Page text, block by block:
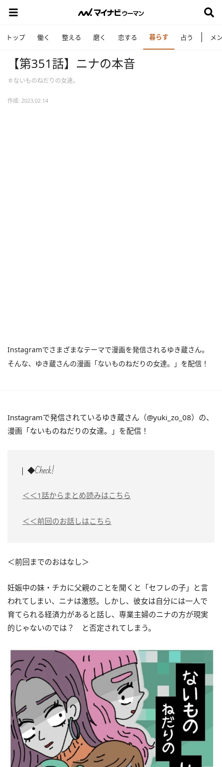
トップ 働く 整える 磨く 恋する 暮らす 占う メ
【第351話】ニナの本音
＃ないものねだりの女達。
作成: 2023.02.14
Instagramでさまざまなテーマで漫画を発信されるゆき蔵さん。
そんな、ゆき蔵さんの漫画「ないものねだりの女達。」を配信！
Instagramで発信されているゆき蔵さん（@yuki_zo_08）の、
漫画「ないものねだりの女達。」を配信！
◆Check!
＜＜1話からまとめ読みはこちら
＜＜前回のお話しはこちら
＜前回までのおはなし＞
妊娠中の妹・チカに父親のことを聞くと「セフレの子」と言
われてしまい、ニナは激怒。しかし、彼女は自分には一人で
育てられる経済力があると話し、専業主婦のニナの方が現実
的じゃないのでは？ と否定されてしまう。